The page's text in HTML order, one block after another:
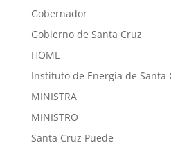
Gobernador
Gobierno de Santa Cruz
HOME
Instituto de Energía de Santa
MINISTRA
MINISTRO
Santa Cruz Puede